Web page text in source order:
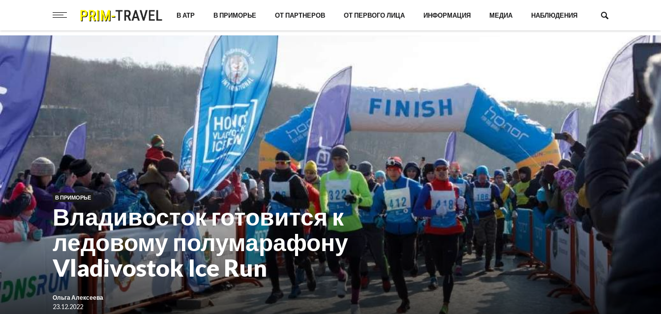
В АТР В ПРИМОРЬЕ ОТ ПАРТНЕРОВ ОТ ПЕРВОГО ЛИЦА ИНФОРМАЦИЯ МЕДИА НАБЛЮДЕНИЯ
В ПРИМОРЬЕ
Владивосток готовится к
ледовому полумарафону
Vladivostok Ice Run
Ольга Алексеева
23.12.2022